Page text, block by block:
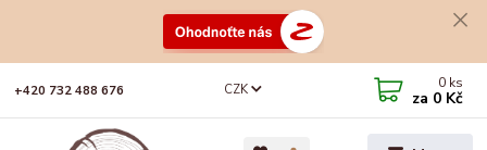
CZK
+420 732 488 676 0 ks
za 0 Kč